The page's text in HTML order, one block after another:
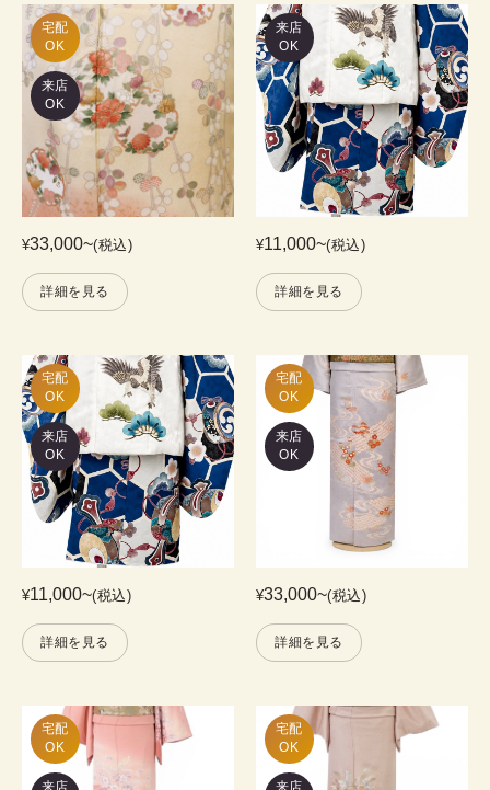
宅配
OK
来店
OK
¥33,000~(税込)
詳細を見る
来店
OK
¥11,000~(税込)
詳細を見る
宅配
OK
来店
OK
¥11,000~(税込)
詳細を見る
宅配
OK
来店
OK
¥33,000~(税込)
詳細を見る
宅配
OK
宅配
OK